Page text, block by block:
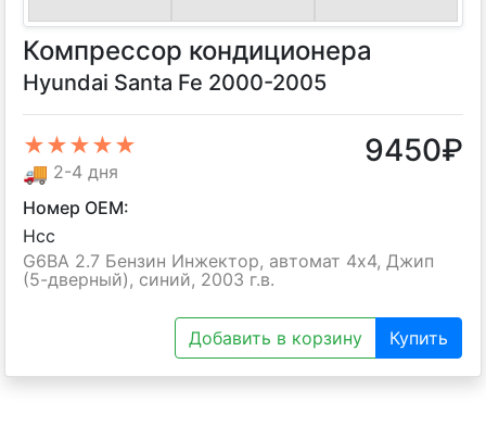
Компрессор кондиционера
Hyundai Santa Fe 2000-2005
★★★★★
🚚 2-4 дня
9450₽
Номер OEM:
Hcc
G6BA 2.7 Бензин Инжектор, автомат 4х4, Джип
(5-дверный), синий, 2003 г.в.
Добавить в корзину Купить